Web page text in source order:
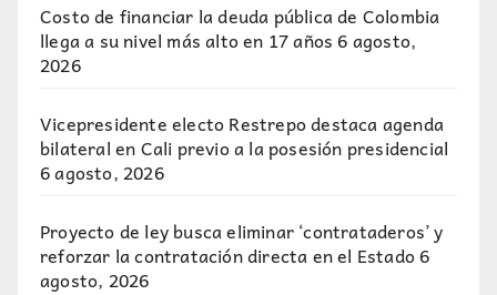
Costo de financiar la deuda pública de Colombia
llega a su nivel más alto en 17 años 6 agosto,
2026
Vicepresidente electo Restrepo destaca agenda
bilateral en Cali previo a la posesión presidencial
6 agosto, 2026
Proyecto de ley busca eliminar ‘contrataderos’ y
reforzar la contratación directa en el Estado6
agosto, 2026